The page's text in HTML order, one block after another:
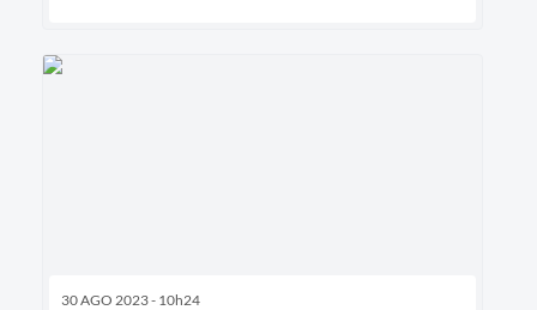
30 AGO 2023 - 10h24